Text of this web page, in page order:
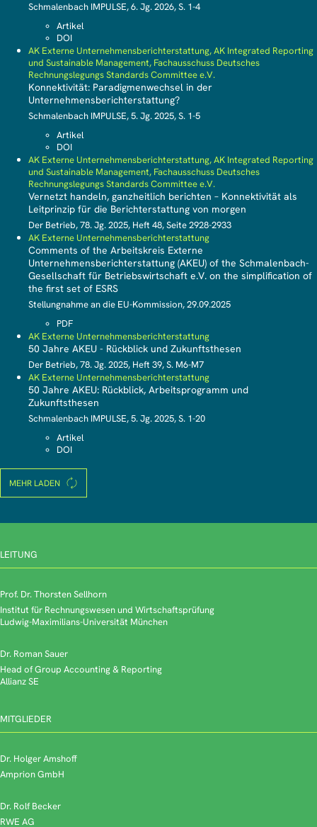
Schmalenbach IMPULSE, 6. Jg. 2026, S. 1-4
Artikel
DOI
AK Externe Unternehmensberichterstattung, AK Integrated Reporting
und Sustainable Management, Fachausschuss Deutsches
Rechnungslegungs Standards Committee e.V.
Konnektivität: Paradigmenwechsel in der
Unternehmensberichterstattung?
Schmalenbach IMPULSE, 5. Jg. 2025, S. 1-5
Artikel
DOI
AK Externe Unternehmensberichterstattung, AK Integrated Reporting
und Sustainable Management, Fachausschuss Deutsches
Rechnungslegungs Standards Committee e.V.
Vernetzt handeln, ganzheitlich berichten – Konnektivität als
Leitprinzip für die Berichterstattung von morgen
Der Betrieb, 78. Jg. 2025, Heft 48, Seite 2928-2933
AK Externe Unternehmensberichterstattung
Comments of the Arbeitskreis Externe
Unternehmensberichterstattung (AKEU) of the Schmalenbach-
Gesellschaft für Betriebswirtschaft e.V. on the simplification of
the first set of ESRS
Stellungnahme an die EU-Kommission, 29.09.2025
PDF
AK Externe Unternehmensberichterstattung
50 Jahre AKEU - Rückblick und Zukunftsthesen
Der Betrieb, 78. Jg. 2025, Heft 39, S. M6-M7
AK Externe Unternehmensberichterstattung
50 Jahre AKEU: Rückblick, Arbeitsprogramm und
Zukunftsthesen
Schmalenbach IMPULSE, 5. Jg. 2025, S. 1-20
Artikel
DOI
MEHR LADEN
LEITUNG
Prof. Dr. Thorsten Sellhorn
Institut für Rechnungswesen und Wirtschaftsprüfung
Ludwig-Maximilians-Universität München
Dr. Roman Sauer
Head of Group Accounting & Reporting
Allianz SE
MITGLIEDER
Dr. Holger Amshoff
Amprion GmbH
Dr. Rolf Becker
RWE AG